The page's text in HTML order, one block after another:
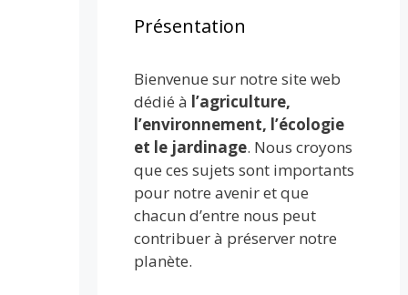
Présentation
Bienvenue sur notre site web
dédié à l’agriculture,
l’environnement, l’écologie
et le jardinage. Nous croyons
que ces sujets sont importants
pour notre avenir et que
chacun d’entre nous peut
contribuer à préserver notre
planète.